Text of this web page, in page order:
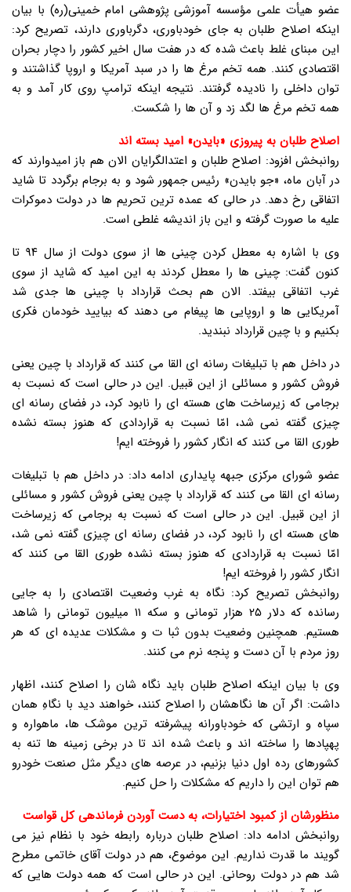
عضو هیأت علمی مؤسسه آموزشی پژوهشی امام خمینی(ره) با بیان
اینکه اصلاح طلبان به جای خودباوری، دگرباوری دارند، تصریح کرد:
این مبنای غلط باعث شده که در هفت سال اخیر کشور را دچار بحران
اقتصادی کنند. همه تخم مرغ ها را در سبد آمریکا و اروپا گذاشتند و
توان داخلی را نادیده گرفتند. نتیجه اینکه ترامپ روی کار آمد و به
همه تخم مرغ ها لگد زد و آن ها را شکست.
اصلاح طلبان به پیروزی «بایدن» امید بسته اند
روانبخش افزود: اصلاح طلبان و اعتدالگرایان الان هم باز امیدوارند که
در آبان ماه، «جو بایدن» رئیس جمهور شود و به برجام برگردد تا شاید
اتفاقی رخ دهد. در حالی که عمده ترین تحریم ها در دولت دموکرات
علیه ما صورت گرفته و این باز اندیشه غلطی است.
وی با اشاره به معطل کردن چینی ها از سوی دولت از سال ۹۴ تا
کنون گفت: چینی ها را معطل کردند به این امید که شاید از سوی
غرب اتفاقی بیفتد. الان هم بحث قرارداد با چینی ها جدی شد
آمریکایی ها و اروپایی ها پیغام می دهند که بیایید خودمان فکری
بکنیم و با چین قرارداد نبندید.
در داخل هم با تبلیغات رسانه ای القا می کنند که قرارداد با چین یعنی
فروش کشور و مسائلی از این قبیل. این در حالی است که نسبت به
برجامی که زیرساخت های هسته ای را نابود کرد، در فضای رسانه ای
چیزی گفته نمی شد، امّا نسبت به قراردادی که هنوز بسته نشده
طوری القا می کنند که انگار کشور را فروخته ایم!
عضو شورای مرکزی جبهه پایداری ادامه داد: در داخل هم با تبلیغات
رسانه ای القا می کنند که قرارداد با چین یعنی فروش کشور و مسائلی
از این قبیل. این در حالی است که نسبت به برجامی که زیرساخت
های هسته ای را نابود کرد، در فضای رسانه ای چیزی گفته نمی شد،
امّا نسبت به قراردادی که هنوز بسته نشده طوری القا می کنند که
انگار کشور را فروخته ایم!
روانبخش تصریح کرد: نگاه به غرب وضعیت اقتصادی را به جایی
رسانده که دلار ۲۵ هزار تومانی و سکه ۱۱ میلیون تومانی را شاهد
هستیم. همچنین وضعیت بدون ثبا ت و مشکلات عدیده ای که هر
روز مردم با آن دست و پنجه نرم می کنند.
وی با بیان اینکه اصلاح طلبان باید نگاه شان را اصلاح کنند، اظهار
داشت: اگر آن ها نگاهشان را اصلاح کنند، خواهند دید با نگاهِ همان
سپاه و ارتشی که خودباورانه پیشرفته ترین موشک ها، ماهواره و
پهپادها را ساخته اند و باعث شده اند تا در برخی زمینه ها تنه به
کشورهای رده اول دنیا بزنیم، در عرصه های دیگر مثل صنعت خودرو
هم توان این را داریم که مشکلات را حل کنیم.
منظورشان از کمبود اختیارات، به دست آوردن فرماندهی کل قواست
روانبخش ادامه داد: اصلاح طلبان درباره رابطه خود با نظام نیز می
گویند ما قدرت نداریم. این موضوع، هم در دولت آقای خاتمی مطرح
شد هم در دولت روحانی. این در حالی است که همه دولت هایی که